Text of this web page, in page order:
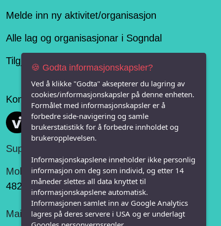
Melde inn ny aktivitet/organisasjon
Alle lag og organisasjonar i Sogndal
Tilgjengelegheitserklæring
Konseptet er levert av
Vi FRITID
Support:
Mobil:
482 75 848
Mail:
🍪 Godta informasjonskapsler?
Ved å klikke "Godta" aksepterer du lagring av
cookies/informasjonskapsler på denne enheten.
Formålet med informasjonskapsler er å
forbedre side-navigering og samle
brukerstatistikk for å forbedre innholdet og
brukeropplevelsen.
Informasjonskapslene inneholder ikke personlig
informasjon om deg som individ, og etter 14
måneder slettes all data knyttet til
informasjonskapslene automatisk.
Informasjonen samlet inn av Google Analytics
lagres på deres servere i USA og er underlagt